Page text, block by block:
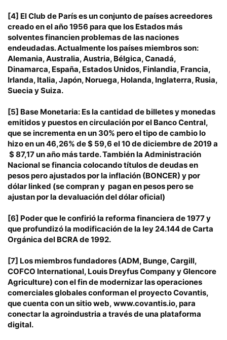
[4] El Club de París es un conjunto de países acreedores
creado en el año 1956 para que los Estados más
solventes financien problemas de las naciones
endeudadas. Actualmente los países miembros son:
Alemania, Australia, Austria, Bélgica, Canadá,
Dinamarca, España, Estados Unidos, Finlandia, Francia,
Irlanda, Italia, Japón, Noruega, Holanda, Inglaterra, Rusia,
Suecia y Suiza.
[5] Base Monetaria: Es la cantidad de billetes y monedas
emitidos y puestos en circulación por el Banco Central,
que se incrementa en un 30% pero el tipo de cambio lo
hizo en un 46,26% de $ 59,6 el 10 de diciembre de 2019 a
$ 87,17 un año más tarde. También la Administración
Nacional se financia colocando títulos de deudas en
pesos pero ajustados por la inflación (BONCER) y por
dólar linked (se compran y pagan en pesos pero se
ajustan por la devaluación del dólar oficial)
[6] Poder que le confirió la reforma financiera de 1977 y
que profundizó la modificación de la ley 24.144 de Carta
Orgánica del BCRA de 1992.
[7] Los miembros fundadores (ADM, Bunge, Cargill,
COFCO International, Louis Dreyfus Company y Glencore
Agriculture) con el fin de modernizar las operaciones
comerciales globales conforman el proyecto Covantis,
que cuenta con un sitio web, www.covantis.io, para
conectar la agroindustria a través de una plataforma
digital.